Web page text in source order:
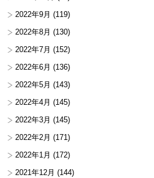
2022年9月 (119)
2022年8月 (130)
2022年7月 (152)
2022年6月 (136)
2022年5月 (143)
2022年4月 (145)
2022年3月 (145)
2022年2月 (171)
2022年1月 (172)
2021年12月 (144)